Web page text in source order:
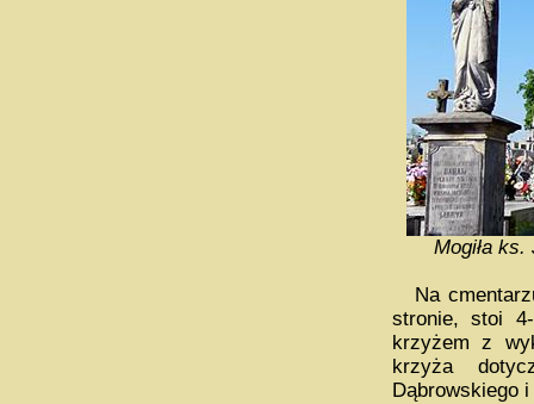
Mogiła
Na
stronie, stoi
krzyżem z
krzyża
Dąbrowskiego